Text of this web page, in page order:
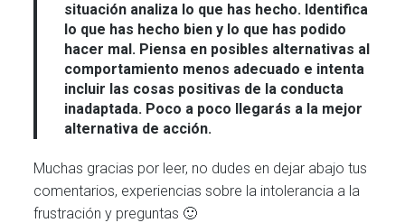
situación analiza lo que has hecho. Identifica
lo que has hecho bien y lo que has podido
hacer mal. Piensa en posibles alternativas al
comportamiento menos adecuado e intenta
incluir las cosas positivas de la conducta
inadaptada. Poco a poco llegarás a la mejor
alternativa de acción.
Muchas gracias por leer, no dudes en dejar abajo tus
comentarios, experiencias sobre la intolerancia a la
frustración y preguntas 🙂